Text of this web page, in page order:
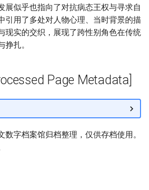
展似乎也指向了对抗病态王权与寻求自
引用了多处对人物心理、当时背景的描
现实的交织，展现了跨性别角色在传统
扎。
Page Metadata]
数字档案馆归档整理，仅供存档使用。